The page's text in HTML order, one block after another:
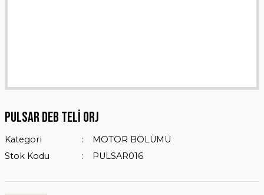
PULSAR DEB TELİ ORJ
Kategori
MOTOR BÖLÜMÜ
Stok Kodu
PULSAR016